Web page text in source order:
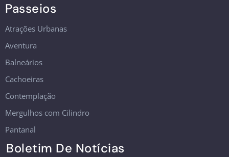
Passeios
Atrações Urbanas
Aventura
Balneários
Cachoeiras
Contemplação
Mergulhos com Cilindro
Pantanal
Boletim De Notícias